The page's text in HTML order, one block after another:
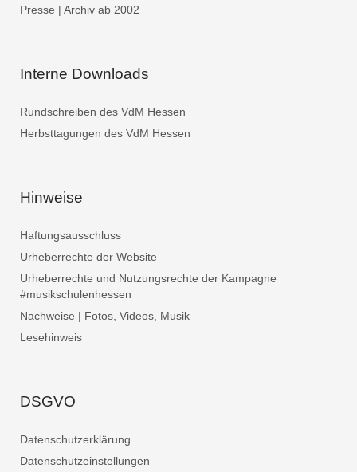
Presse | Archiv ab 2002
Interne Downloads
Rundschreiben des VdM Hessen
Herbsttagungen des VdM Hessen
Hinweise
Haftungsausschluss
Urheberrechte der Website
Urheberrechte und Nutzungsrechte der Kampagne
#musikschulenhessen
Nachweise | Fotos, Videos, Musik
Lesehinweis
DSGVO
Datenschutzerklärung
Datenschutzeinstellungen